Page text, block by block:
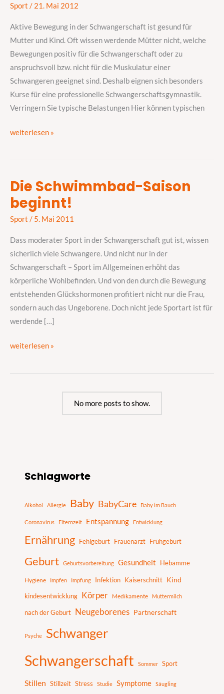
Sport / 21. Mai 2012
Aktive Bewegung in der Schwangerschaft ist gesund für
Mutter und Kind. Oft wissen werdende Mütter nicht, welche
Bewegungen positiv für die Schwangerschaft oder zu
anspruchsvoll bzw. nicht für die Muskulatur einer
Schwangeren geeignet sind. Deshalb eignen sich besonders
Kurse für eine professionelle Schwangerschaftsgymnastik.
Verringern Sie typische Belastungen Hier können typischen
–
weiterlesen »
Die Schwimmbad-Saison
beginnt!
Sport / 5. Mai 2011
Dass moderater Sport in der Schwangerschaft gut ist, wissen
sicherlich viele Schwangere. Und nicht nur in der
Schwangerschaft – Sport im Allgemeinen erhöht das
körperliche Wohlbefinden. Und von den durch die Bewegung
entstehenden Glückshormonen profitiert nicht nur die Frau,
sondern auch das Ungeborene. Doch nicht jede Sportart ist für
werdende […]
Die
Schwimmbad-
Saison
beginnt!
weiterlesen »
No more posts to show.
Schlagworte
Alkohol Allergie Baby BabyCare Baby im Bauch
Coronavirus Elternzeit Entspannung Entwicklung
Ernährung Fehlgeburt Frauenarzt Frühgeburt
Geburt Geburtsvorbereitung Gesundheit Hebamme
Hygiene Impfen Impfung Infektion Kaiserschnitt Kind
kindesentwicklung Körper Medikamente Muttermilch
nach der Geburt Neugeborenes Partnerschaft
Psyche Schwanger
Schwangerschaft Sommer Sport
Stillen Stillzeit Stress Studie Symptome Säugling
u
h
e
n